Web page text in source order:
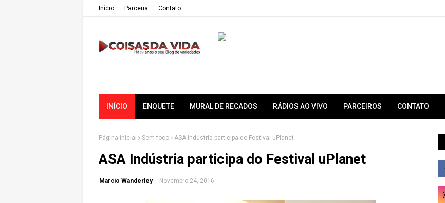
Iní­cio Parceria Contato
INÍCIO ENQUETE MURAL DE RECADOS RÁDIOS AO VIVO PARCEIROS CONTATO
Página inicial Sem foco ASA Indústria participa do Festival uPlanet
ASA Indústria participa do Festival uPlanet
Marcio Wanderley - Novembro 24, 2016